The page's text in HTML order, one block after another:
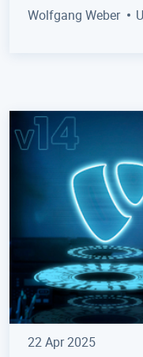
Wolfgang Weber
22 Apr 2025